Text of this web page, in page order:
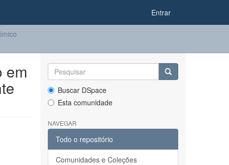
Entrar
em
Buscar DSpace
Esta comunidade
NAVEGAR
Todo o repositório
Comunidades e Coleções